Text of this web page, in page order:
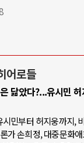
어로들
닮았다?...유시민
민부터 허지웅까지,
가 손희정, 대중문화